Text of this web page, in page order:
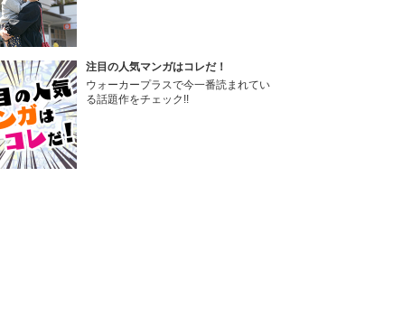
注目の人気マンガはコレだ！
ウォーカープラスで今一番読まれてい
る話題作をチェック!!